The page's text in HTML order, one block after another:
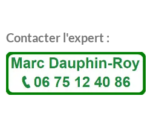
Contacter l'expert :